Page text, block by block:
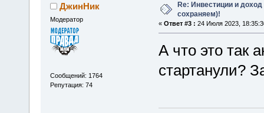
ДжинНик
Модератор
Сообщений: 1764
Репутация: 74
Re: Инвестиции и
сохраняем)!
« Ответ #3 : 24 Июля 2023,
А что это так
стартанули?